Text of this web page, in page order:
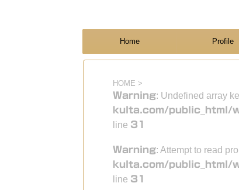
Home Profile
HOME >
Warning: Undefined array
kulta.com/
line 31
Warning: Attempt to read
kulta.com/
line 31